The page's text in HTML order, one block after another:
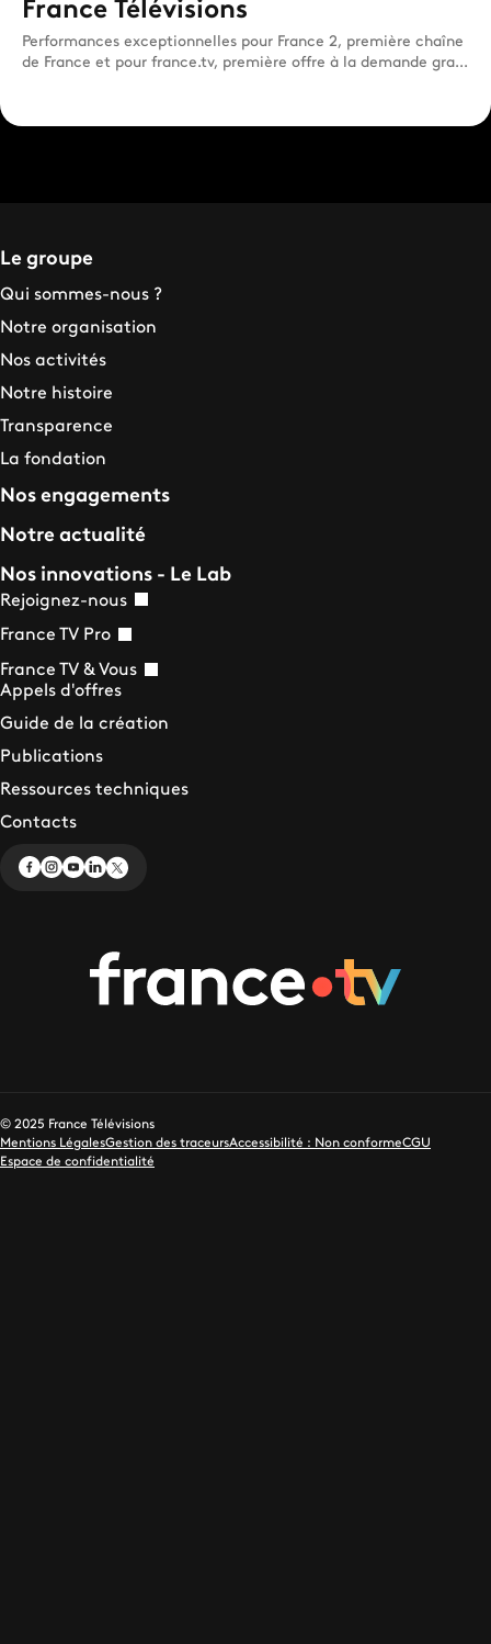
France Télévisions
Performances exceptionnelles pour France 2, première chaîne
de France et pour france.tv, première offre à la demande gra...
Le groupe
Qui sommes-nous ?
Notre organisation
Nos activités
Notre histoire
Transparence
La fondation
Nos engagements
Notre actualité
Nos innovations - Le Lab
Rejoignez-nous
France TV Pro
France TV & Vous
Appels d'offres
Guide de la création
Publications
Ressources techniques
Contacts
© 2025 France Télévisions
Mentions LégalesGestion des traceursAccessibilité : Non conformeCGU
Espace de confidentialité